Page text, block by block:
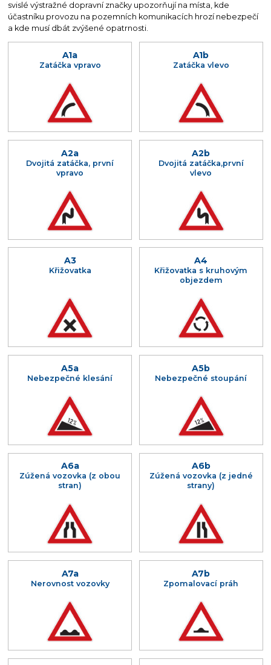
svislé výstražné dopravní značky upozorňují na místa, kde
účastníku provozu na pozemních komunikacích hrozí nebezpečí
a kde musí dbát zvýšené opatrnosti.
A1a
Zatáčka vpravo
A1b
Zatáčka vlevo
A2a
Dvojitá zatáčka, první
vpravo
A2b
Dvojitá zatáčka,první
vlevo
A3
Křižovatka
A4
Křižovatka s kruhovým
objezdem
A5a
Nebezpečné klesání
A5b
Nebezpečné stoupání
A6a
Zúžená vozovka (z obou
stran)
A6b
Zúžená vozovka (z jedné
strany)
A7a
Nerovnost vozovky
A7b
Zpomalovací práh